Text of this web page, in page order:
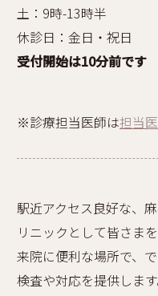
土：9時-13時半
休診日：金日・祝日
受付開始は10分前です
※診療担当医師は担当
駅近アクセス良好な、
リニックとして皆さま
来院に便利な場所で、
検査や対応を提供します